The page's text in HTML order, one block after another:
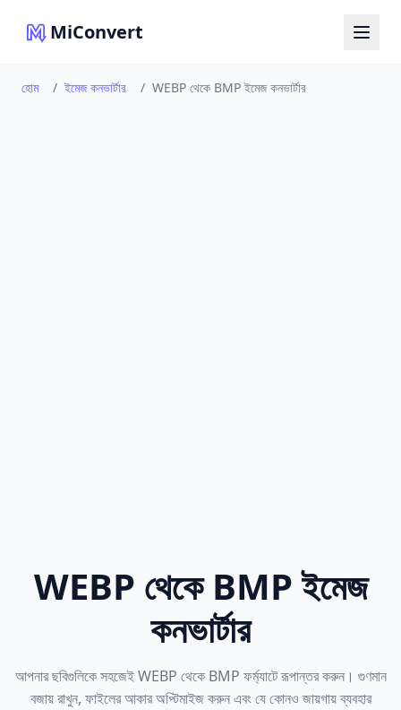
MiConvert
হোম / ইমেজ কনভার্টার / WEBP থেকে BMP ইমেজ কনভার্টার
WEBP থেকে BMP ইমেজ
কনভার্টার
আপনার ছবিগুলিকে সহজেই WEBP থেকে BMP ফর্ম্যাটে রূপান্তর করুন। গুণমান
বজায় রাখুন, ফাইলের আকার অপ্টিমাইজ করুন এবং যে কোনও জায়গায় ব্যবহার